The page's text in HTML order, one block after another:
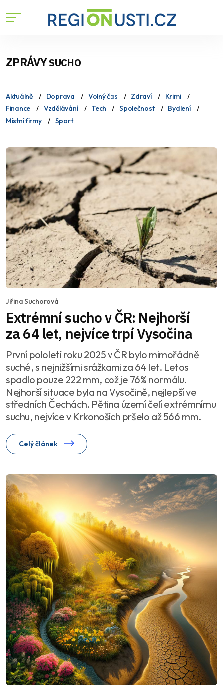
ZPRÁVYSUCHO
Aktuálně Doprava Volný čas Zdraví
Krimi
Finance
Vzdělávání Tech Společnost
Bydlení
Místní firmy
Sport
Jiřina Suchorová
Extrémní sucho v ČR: Nejhorší
za 64 let, nejvíce trpí Vysočina
První pololetí roku 2025 v ČR bylo mimořádně
suché, s nejnižšími srážkami za 64 let. Letos
spadlo pouze 222 mm, což je 76% normálu.
Nejhorší situace byla na Vysočině, nejlepší ve
středních Čechách. Pětina území čelí extrémnímu
suchu, nejvíce v Krkonoších pršelo až 566 mm.
Celý článek